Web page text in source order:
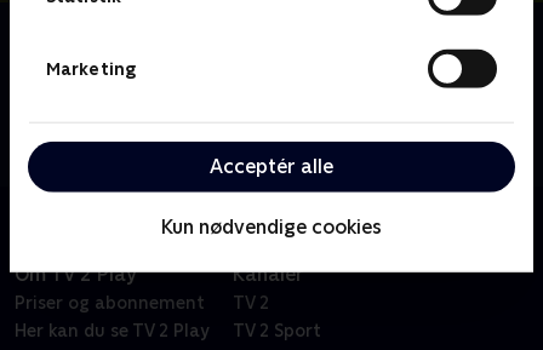
Marketing
Acceptér alle
Kun nødvendige cookies
Med højt humør og ildhu kaster en gruppe nordjyske
kvinder sig over at tage jagttegn sammen. Der skal
kan gå på den første jagt sammen.
Om TV 2 Play
Priser og abonnement
Her kan du se TV 2 Play
Kanaler
TV 2
TV 2 Sport